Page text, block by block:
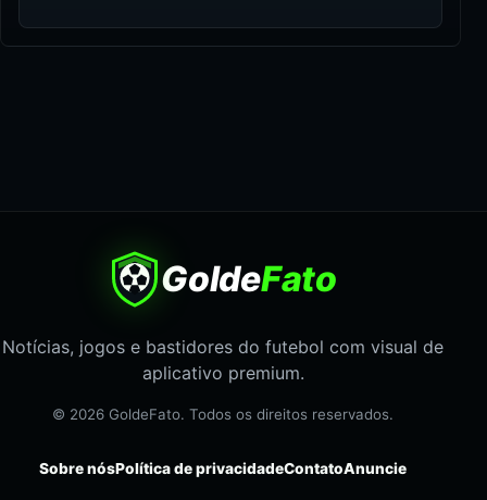
GoldeFato
Notícias, jogos e bastidores do futebol com visual de
aplicativo premium.
© 2026 GoldeFato. Todos os direitos reservados.
Sobre nósPolítica de privacidadeContatoAnuncie